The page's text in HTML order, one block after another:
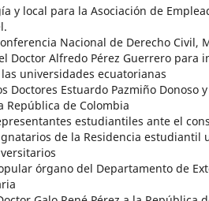
y local para la Asociación de
Nacional de Derecho Civil,
Doctor Alfredo Pérez Guerrero para
universidades ecuatorianas
Doctores Estuardo Pazmiño Donoso
República de Colombia
estudiantiles ante el
de la Residencia estudiantil
órgano del Departamento de